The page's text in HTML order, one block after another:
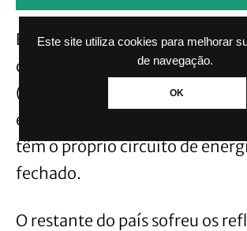
Este site utiliza cookies para melhorar
de navegação.
OK
Em Portugal, apenas as regiões
de Madeira não foram afetadas.
(Empresa de Eletricidade dos
explicou que isso ocorre porque
têm o próprio circuito de
fechado.
O restante do país sofreu os